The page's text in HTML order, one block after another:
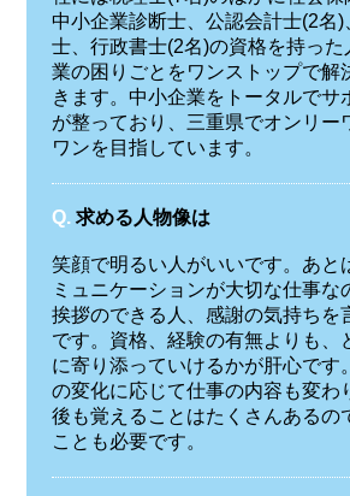
中小企業診断士、公認会計士(2名)
士、行政書士(2名)の資格を持った
業の困りごとをワンストップで解
きます。中小企業をトータルでサ
が整っており、三重県でオンリー
ワンを目指しています。
Q. 求める人物像は
笑顔で明るい人がいいです。あと
ミュニケーションが大切な仕事な
挨拶のできる人、感謝の気持ちを
です。資格、経験の有無よりも、
に寄り添っていけるかが肝心です
の変化に応じて仕事の内容も変わ
後も覚えることはたくさんあるの
ことも必要です。